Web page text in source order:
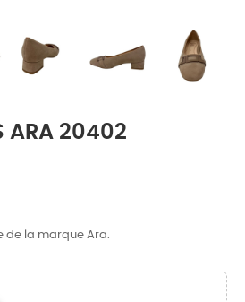
ARA 20402
de la marque Ara.